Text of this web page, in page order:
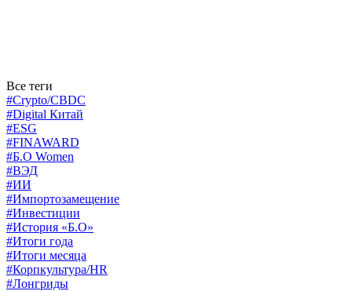
Все теги
#Crypto/CBDC
#Digital Китай
#ESG
#FINAWARD
#Б.О Women
#ВЭД
#ИИ
#Импортозамещение
#Инвестиции
#История «Б.О»
#Итоги года
#Итоги месяца
#Корпкультура/HR
#Лонгриды